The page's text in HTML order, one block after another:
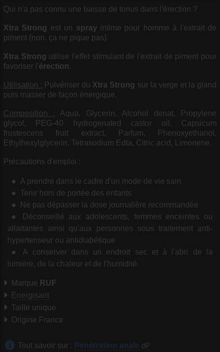
Qui n'a pas connu une baisse de tonus dans l'érection ?
Xtra Strong est un spray intime pour homme à l'extrait de
piment (non, ça ne pique pas).
Xtra Strong utilise l'effet stimulant de l'extrait de piment pour
favoriser l'érection.
Utilisation : Pulvériser du Xtra Strong sur la verge et la gland
puis masser de façon énergique.
Composition : Aqua, Glycerin, Alcohol denat, Propylene
glycol, PEG-40 hydrogenated castor oil, Capsicum
frustescens fruit extract, Parfum, Phenoxyethanol,
Ethylhexylglycerin, Tetrasodium Edta, Citric acid, Limonene.
Précautions d'emploi :
A prendre dans le cadre d'un mode de vie sain
Tenir hors de portée des enfants
Ne pas dépasser la dose journalière recommandée
Déconseillé aux adolescents, femmes enceintes ou
allaitantes ainsi qu'aux personnes sous traitement anti-
hypertenseur ou antidiabétique
A conserver dans un endroit sec et à l'abri de la
lumière, de la chaleur et de l'humidité
Marque RUF
Énergisant
Taille unique
Origine France
Tout savoir sur : Pénétration anale